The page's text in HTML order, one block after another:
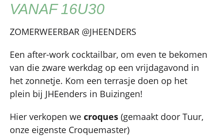
VANAF 16U30
ZOMERWEERBAR @JHEENDERS
Een after-work cocktailbar, om even te bekomen
van die zware werkdag op een vrijdagavond in
het zonnetje. Kom een terrasje doen op het
plein bij JHEenders in Buizingen!
Hier verkopen we croques (gemaakt door Tuur,
onze eigenste Croquemaster)